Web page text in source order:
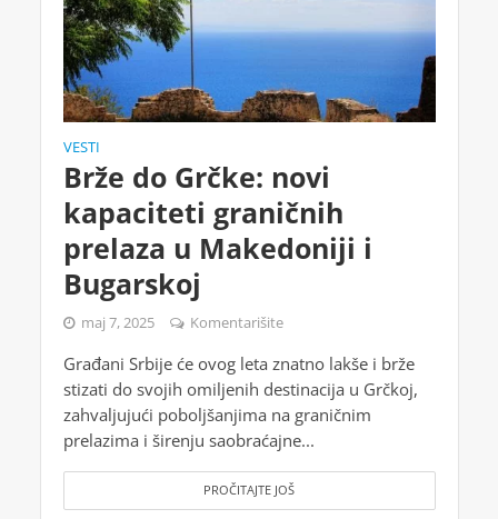
VESTI
Brže do Grčke: novi
kapaciteti graničnih
prelaza u Makedoniji i
Bugarskoj
maj 7, 2025 Komentarišite
Građani Srbije će ovog leta znatno lakše i brže
stizati do svojih omiljenih destinacija u Grčkoj,
zahvaljujući poboljšanjima na graničnim
prelazima i širenju saobraćajne...
PROČITAJTE JOŠ